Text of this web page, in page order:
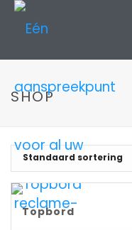
SHOP
Topbord